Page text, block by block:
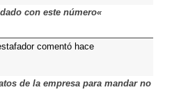
con este número«
comentó hace
de la empresa para mandar no